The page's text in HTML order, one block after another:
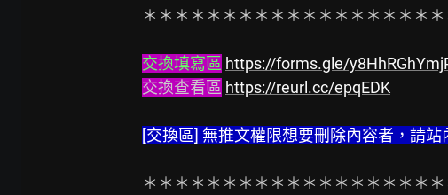
＊＊＊＊＊＊＊＊＊＊＊＊＊＊＊＊＊＊
交換填寫區 https://forms.gle/
交換查看區 https://reurl.cc/epqEDK
[交換區] 無推文權限想要刪除內容者，請站
＊＊＊＊＊＊＊＊＊＊＊＊＊＊＊＊＊＊